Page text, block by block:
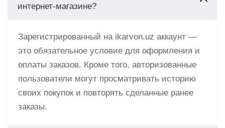
интернет-магазине?
Зарегистрированный на ikarvon.uz аккаунт —
это обязательное условие для оформления и
оплаты заказов. Кроме того, авторизованные
пользователи могут просматривать историю
своих покупок и повторять сделанные ранее
заказы.